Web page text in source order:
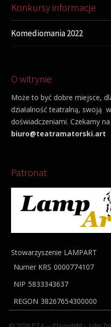
Konkursy informacje
Komediomania 2022
O witrynie
Może to być dobre miejsce,
działalność teatralną, swoją
doświadczeniami. Czekamy na
biuro@teatramatorski.art
Patronat
Stowarzyszenie LAMPART
Numer KRS 0000774107
NIP 5833343637
REGON 38267654300000